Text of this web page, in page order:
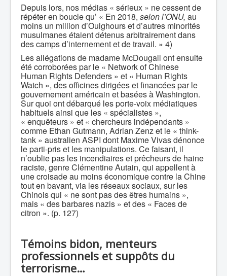
Depuis lors, nos médias « sérieux » ne cessent de
répéter en boucle qu’ « En 2018, selon l’ONU, au
moins un million d’Ouighours et d’autres minorités
musulmanes étaient détenus arbitrairement dans
des camps d’internement et de travail. » 4)
Les allégations de madame McDougall ont ensuite
été corroborées par le « Network of Chinese
Human Rights Defenders » et « Human Rights
Watch », des officines dirigées et financées par le
gouvernement américain et basées à Washington.
Sur quoi ont débarqué les porte-voix médiatiques
habituels ainsi que les « spécialistes »,
« enquêteurs » et « chercheurs indépendants »
comme Ethan Gutmann, Adrian Zenz et le « think-
tank » australien ASPI dont Maxime Vivas dénonce
le parti-pris et les manipulations. Ce faisant, il
n’oublie pas les incendiaires et prêcheurs de haine
raciste, genre Clémentine Autain, qui appellent à
une croisade au moins économique contre la Chine
tout en bavant, via les réseaux sociaux, sur les
Chinois qui « ne sont pas des êtres humains »,
mais « des barbares nazis » et des « Faces de
citron ». (p. 127)
Témoins bidon, menteurs
professionnels et suppôts du
terrorisme…